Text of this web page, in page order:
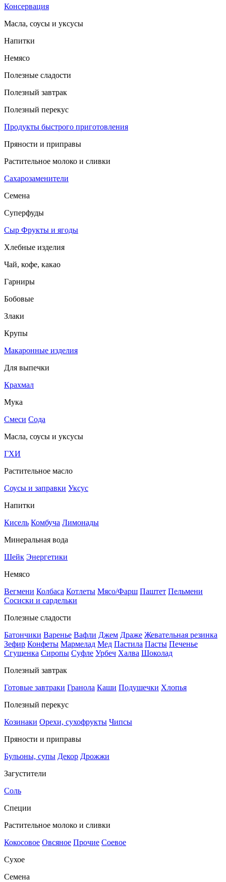
Консервация
Масла, соусы и уксусы
Напитки
Немясо
Полезные сладости
Полезный завтрак
Полезный перекус
Продукты быстрого приготовления
Пряности и приправы
Растительное молоко и сливки
Сахарозаменители
Семена
Суперфуды
Сыр Фрукты и ягоды
Хлебные изделия
Чай, кофе, какао
Гарниры
Бобовые
Злаки
Крупы
Макаронные изделия
Для выпечки
Крахмал
Мука
Смеси Сода
Масла, соусы и уксусы
ГХИ
Растительное масло
Соусы и заправки Уксус
Напитки
Кисель Комбуча Лимонады
Минеральная вода
Шейк Энергетики
Немясо
Вегмени Колбаса Котлеты Мясо/Фарш Паштет Пельмени
Сосиски и сардельки
Полезные сладости
Батончики Варенье Вафли Джем Драже Жевательная резинка
Зефир Конфеты Мармелад Мед Пастила Пасты Печенье
Сгущенка Сиропы Суфле Урбеч Халва Шоколад
Полезный завтрак
Готовые завтраки Гранола Каши Подушечки Хлопья
Полезный перекус
Козинаки Орехи, сухофрукты Чипсы
Пряности и приправы
Бульоны, супы Декор Дрожжи
Загустители
Соль
Специи
Растительное молоко и сливки
Кокосовое Овсяное Прочие Соевое
Сухое
Семена